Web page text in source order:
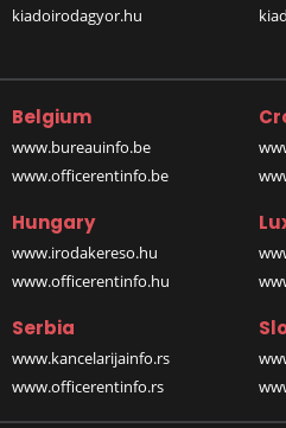
kiadoirodagyor.hu
Belgium
www.bureauinfo.be
www.officerentinfo.be
Hungary
www.irodakereso.hu
www.officerentinfo.hu
Serbia
www.kancelarijainfo.rs
www.officerentinfo.rs